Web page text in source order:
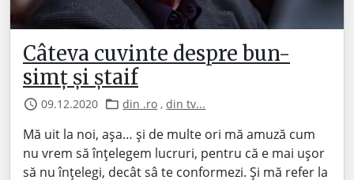
Câteva cuvinte despre bun-
simț și ștaif
09.12.2020 din .ro ,din tv...
Mă uit la noi, așa… și de multe ori mă amuză cum
nu vrem să înțelegem lucruri, pentru că e mai ușor
să nu înțelegi, decât sâ te conformezi. Și mă refer la